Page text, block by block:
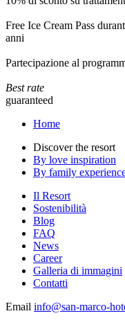
Free Ice Cream Pass
anni
Partecipazione al
Best rate
guaranteed
Home
Discover the resort
By love inspiration
By family
Il Resort
Sostenibilità
Blog
FAQ
News
Career
Galleria di immagini
Contatti
Email info@san-marco-